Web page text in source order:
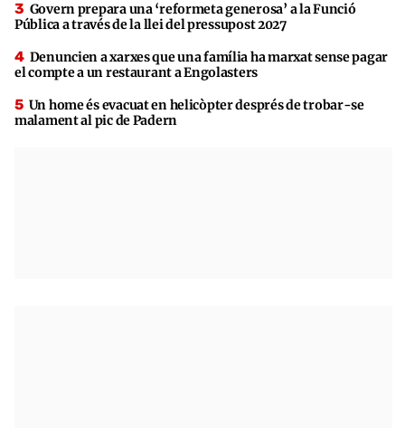
Govern prepara una ‘reformeta generosa’ a la Funció
Pública a través de la llei del pressupost 2027
Denuncien a xarxes que una família ha marxat sense pagar
el compte a un restaurant a Engolasters
Un home és evacuat en helicòpter després de trobar-se
malament al pic de Padern